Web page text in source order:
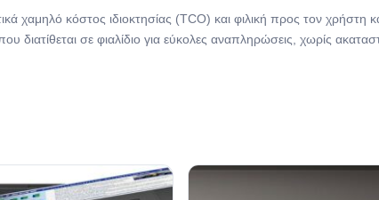
χαμηλό κόστος ιδιοκτησίας (TCO) και φιλική προς τον
διατίθεται σε φιαλίδιο για εύκολες αναπληρώσεις, χωρίς